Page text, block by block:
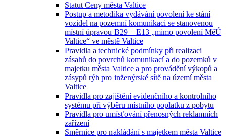
Statut Ceny města Valtice
Postup a metodika vydávání povolení ke stání
vozidel na pozemní komunikaci se stanovenou
místní úpravou B29 + E13 „mimo povolení MěÚ
Valtice“ ve městě Valtice
Pravidla a technické podmínky při realizaci
zásahů do povrchů komunikací a do pozemků v
majetku města Valtice a pro provádění výkopů a
zásypů rýh pro inženýrské sítě na území města
Valtice
Pravidla pro zajištění evidenčního a kontrolního
systému při výběru místního poplatku z pobytu
Pravidla pro umísťování přenosných reklamních
zařízení
Směrnice pro nakládání s majetkem města Valtice